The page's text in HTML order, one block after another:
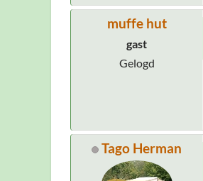
muffe hut
gast
Gelogd
Tago Herman